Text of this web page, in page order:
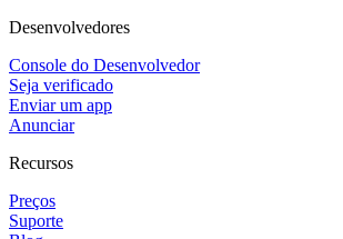
Desenvolvedores
Console do Desenvolvedor
Seja verificado
Enviar um app
Anunciar
Recursos
Preços
Suporte